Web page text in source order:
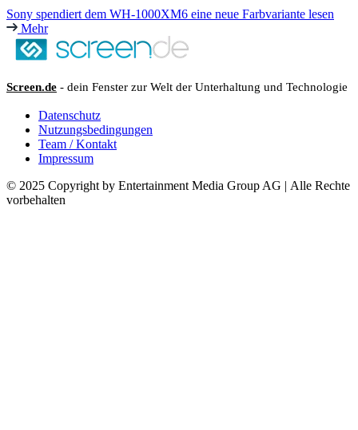
Sony spendiert dem WH-1000XM6 eine neue Farbvariante lesen
Mehr
Screen.de - dein Fenster zur Welt der Unterhaltung und Technologie
Datenschutz
Nutzungsbedingungen
Team / Kontakt
Impressum
© 2025 Copyright by Entertainment Media Group AG | Alle Rechte
vorbehalten